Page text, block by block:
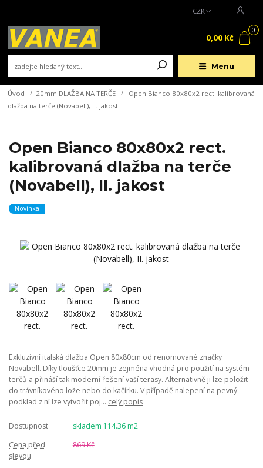
Menu
CZK
0
0,00 Kč
Úvod 20mm DLAŽBA NA TERČE
Open Bianco 80x80x2 rect. kalibrovaná
dlažba na terče (Novabell), II. jakost
Open Bianco 80x80x2 rect.
kalibrovaná dlažba na terče
(Novabell), II. jakost
Novinka
Exkluzivní italská dlažba Open 80x80cm od renomované značky
Novabell. Díky tloušťce 20mm je zejména vhodná pro použití na systém
terčů a přináší tak moderní řešení vaší terasy. Alternativně ji lze položit
do trávníkovéno lože nebo do kačírku. V případě nalepení na pevný
podklad z ní lze vytvořit poj... celý popis
Dostupnost
skladem 114.36 m2
Cena před
slevou
869 Kč